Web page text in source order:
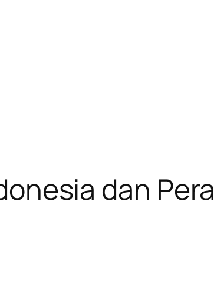
dan